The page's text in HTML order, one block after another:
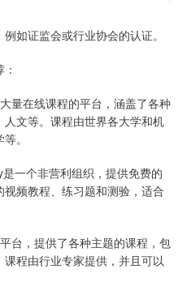
如证监会或行业协会的认证。
量在线课程的平台，涵盖了各种
文等。课程由世界各大学和机
。
一个非营利组织，提供免费的
频教程、练习题和测验，适合
台，提供了各种主题的课程，包
程由行业专家提供，并且可以